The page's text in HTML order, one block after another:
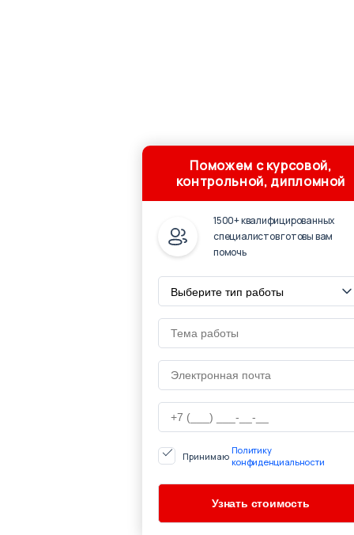
Поможем с курсовой,
контрольной, дипломной
1500+ квалифицированных
специалистов готовы вам
помочь
Принимаю Политику
конфиденциальности